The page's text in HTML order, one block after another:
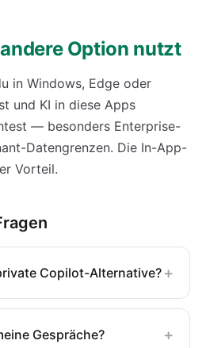
Option nutzt
in Windows, Edge oder
und KI in diese Apps
— besonders Enterprise-
Datengrenzen. Die In-App-
Vorteil.
Copilot-Alternative? +
Gespräche? +